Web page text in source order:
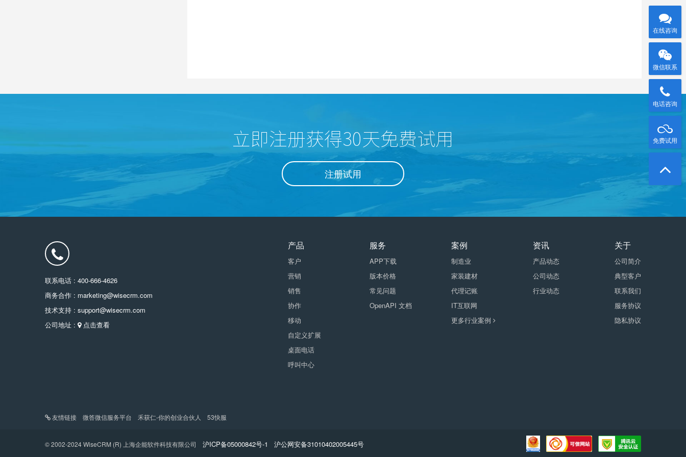
立即注册获得30天免费试用
注册试用
联系电话 : 400-666-4626
商务合作 : marketing@wisecrm.com
技术支持 : support@wisecrm.com
公司地址 :
点击查看
关于
公司简介
典型客户
联系我们
服务协议
隐私协议
资讯
产品动态
公司动态
行业动态
案例
制造业
家装建材
代理记账
IT互联网
更多行业案例
服务
APP下载
版本价格
常见问题
OpenAPI 文档
产品
客户
营销
销售
协作
移动
自定义扩展
桌面电话
呼叫中心
友情链接 微答微信服务平台 禾获仁-你的创业合伙人 53快服
© 2002-2024 WiseCRM (R) 上海企能软件科技有限公司 沪ICP备05000842号-1 沪公网安备31010402005445号
在线咨询
微信联系
电话咨询
免费试用